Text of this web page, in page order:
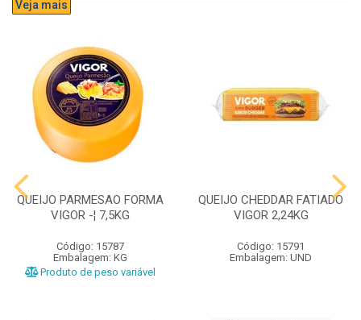
Veja mais
QUEIJO PARMESAO FORMA
VIGOR -¦ 7,5KG
Código: 15787
Embalagem: KG
Produto de peso variável
QUEIJO CHEDDAR FATIADO
VIGOR 2,24KG
Código: 15791
Embalagem: UND